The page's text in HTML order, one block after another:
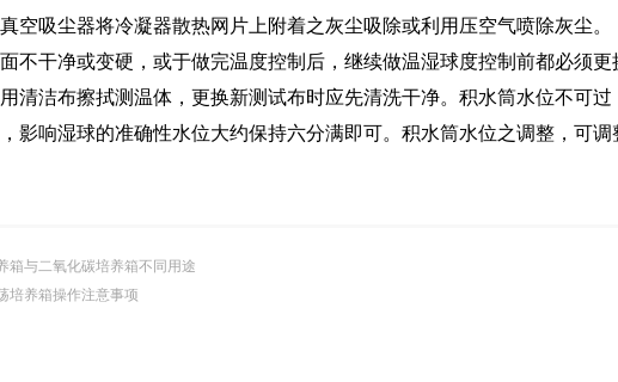
空吸尘器将冷凝器散热网片上附着之灰尘吸除或利用压空气喷除灰尘。
不干净或变硬，或于做完温度控制后，继续做温湿球度控制前都必须
清洁布擦拭测温体，更换新测试布时应先清洗干净。积水筒水位不可
影响湿球的准确性水位大约保持六分满即可。积水筒水位之调整，可调
箱与二氧化碳培养箱不同用途
培养箱操作注意事项